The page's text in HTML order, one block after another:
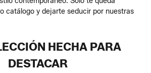
catálogo y dejarte seducir por nuestras
HECHA PARA
DESTACAR